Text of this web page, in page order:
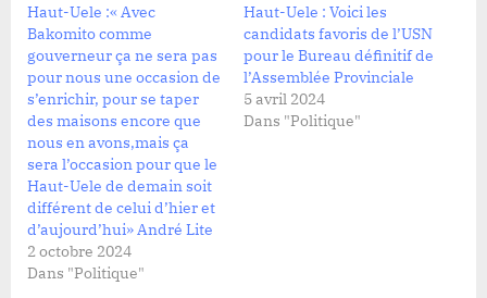
Haut-Uele :« Avec
Bakomito comme
gouverneur ça ne sera pas
pour nous une occasion de
s’enrichir, pour se taper
des maisons encore que
nous en avons,mais ça
sera l’occasion pour que le
Haut-Uele de demain soit
différent de celui d’hier et
d’aujourd’hui» André Lite
2 octobre 2024
Dans "Politique"
Haut-Uele : Voici les
candidats favoris de l’USN
pour le Bureau définitif de
l’Assemblée Provinciale
5 avril 2024
Dans "Politique"